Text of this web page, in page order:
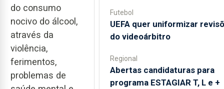
do consumo
nocivo do álcool,
através da
violência,
ferimentos,
problemas de
Futebol
UEFA quer uniformizar
do videoárbitro
Regional
Abertas candidaturas para
programa ESTAGIAR T, L e +